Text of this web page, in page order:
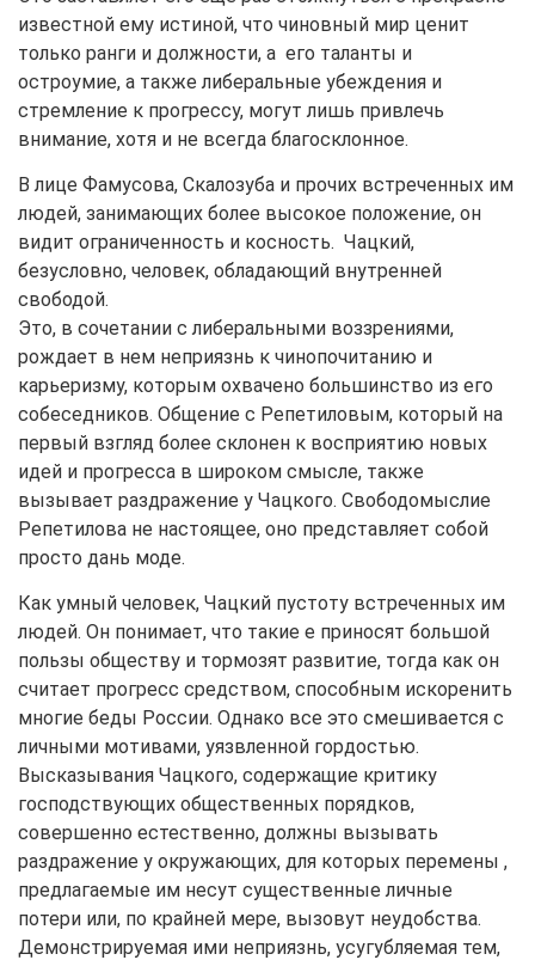
известной ему истиной, что чиновный мир ценит
только ранги и должности, а его таланты и
остроумие, а также либеральные убеждения и
стремление к прогрессу, могут лишь привлечь
внимание, хотя и не всегда благосклонное.
В лице Фамусова, Скалозуба и прочих встреченных им
людей, занимающих более высокое положение, он
видит ограниченность и косность. Чацкий,
безусловно, человек, обладающий внутренней
свободой.
Это, в сочетании с либеральными воззрениями,
рождает в нем неприязнь к чинопочитанию и
карьеризму, которым охвачено большинство из его
собеседников. Общение с Репетиловым, который на
первый взгляд более склонен к восприятию новых
идей и прогресса в широком смысле, также
вызывает раздражение у Чацкого. Свободомыслие
Репетилова не настоящее, оно представляет собой
просто дань моде.
Как умный человек, Чацкий пустоту встреченных им
людей. Он понимает, что такие е приносят большой
пользы обществу и тормозят развитие, тогда как он
считает прогресс средством, способным искоренить
многие беды России. Однако все это смешивается с
личными мотивами, уязвленной гордостью.
Высказывания Чацкого, содержащие критику
господствующих общественных порядков,
совершенно естественно, должны вызывать
раздражение у окружающих, для которых перемены ,
предлагаемые им несут существенные личные
потери или, по крайней мере, вызовут неудобства.
Демонстрируемая ими неприязнь, усугубляемая тем,